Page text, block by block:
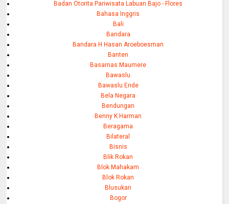
Badan Otorita Pariwisata Labuan Bajo - Flores
Bahasa Inggris
Bali
Bandara
Bandara H Hasan Aroeboesman
Banten
Basarnas Maumere
Bawaslu
Bawaslu Ende
Bela Negara
Bendungan
Benny K Harman
Beragama
Bilateral
Bisnis
Blik Rokan
Blok Mahakam
Blok Rokan
Blusukan
Bogor